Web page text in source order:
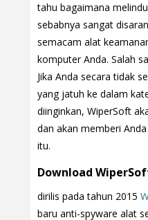
tahu bagaimana
sebabnya sangat
semacam alat
komputer Anda. Salah
Jika Anda secara tidak
yang jatuh ke dalam
diinginkan, WiperSoft
dan akan memberi
itu.
Download
dirilis pada tahun 2015
baru anti-spyware alat